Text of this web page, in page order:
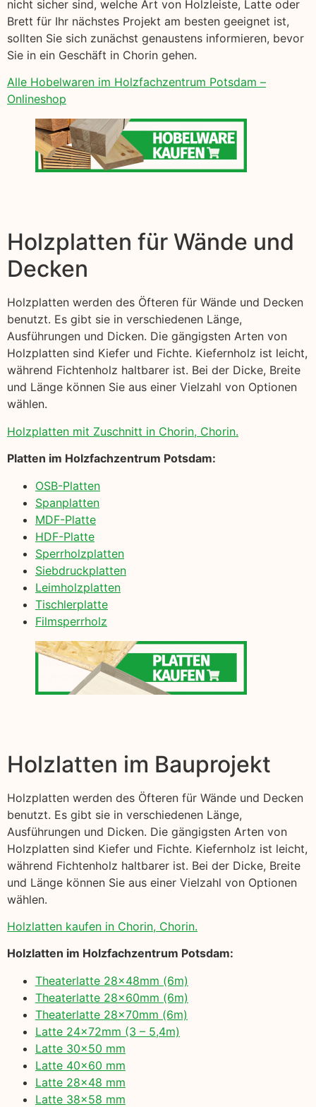
nicht sicher sind, welche Art von Holzleiste, Latte oder
Brett für Ihr nächstes Projekt am besten geeignet ist,
sollten Sie sich zunächst genaustens informieren, bevor
Sie in ein Geschäft in Chorin gehen.
Alle Hobelwaren im Holzfachzentrum Potsdam –
Onlineshop
Holzplatten für Wände und
Decken
Holzplatten werden des Öfteren für Wände und Decken
benutzt. Es gibt sie in verschiedenen Länge,
Ausführungen und Dicken. Die gängigsten Arten von
Holzplatten sind Kiefer und Fichte. Kiefernholz ist leicht,
während Fichtenholz haltbarer ist. Bei der Dicke, Breite
und Länge können Sie aus einer Vielzahl von Optionen
wählen.
Holzplatten mit Zuschnitt in Chorin, Chorin.
Platten im Holzfachzentrum Potsdam:
OSB-Platten
Spanplatten
MDF-Platte
HDF-Platte
Sperrholzplatten
Siebdruckplatten
Leimholzplatten
Tischlerplatte
Filmsperrholz
Holzlatten im Bauprojekt
Holzplatten werden des Öfteren für Wände und Decken
benutzt. Es gibt sie in verschiedenen Länge,
Ausführungen und Dicken. Die gängigsten Arten von
Holzplatten sind Kiefer und Fichte. Kiefernholz ist leicht,
während Fichtenholz haltbarer ist. Bei der Dicke, Breite
und Länge können Sie aus einer Vielzahl von Optionen
wählen.
Holzlatten kaufen in Chorin, Chorin.
Holzlatten im Holzfachzentrum Potsdam:
Theaterlatte 28x48mm (6m)
Theaterlatte 28x60mm (6m)
Theaterlatte 28x70mm (6m)
Latte 24x72mm (3 – 5,4m)
Latte 30×50 mm
Latte 40×60 mm
Latte 28×48 mm
Latte 38×58 mm